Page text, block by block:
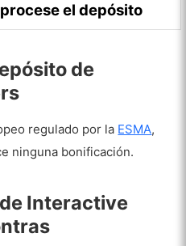
el depósito
de
regulado por la ESMA,
ninguna bonificación.
Interactive